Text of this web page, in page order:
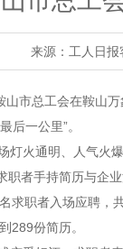
来源：工人日报
工会在鞍山万象
后一公里”。
灯火通明、人气火
职者手持简历与企
求职者入场应聘，
289份简历。